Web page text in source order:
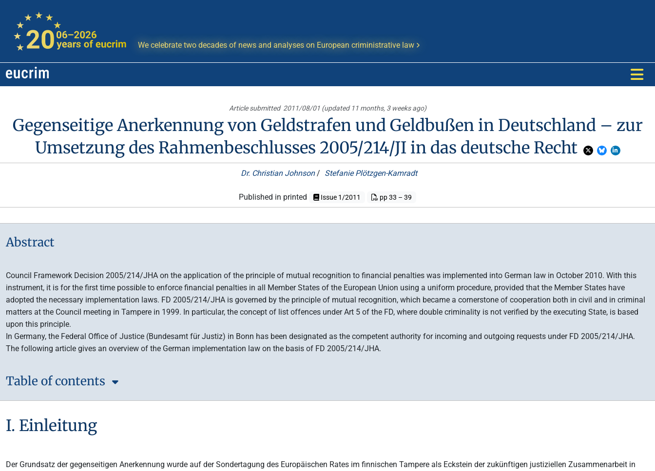
We celebrate two decades of news and analyses on European criministrative law
Article submitted 2011/08/01 (updated 11 months, 3 weeks ago)
Gegenseitige Anerkennung von Geldstrafen und Geldbußen in Deutschland – zur
Umsetzung des Rahmenbeschlusses 2005/214/JI in das deutsche Recht
Dr. Christian Johnson/ Stefanie Plötzgen-Kamradt
Published in printed Issue 1/2011 pp 33 – 39
Abstract
Council Framework Decision 2005/214/JHA on the application of the principle of mutual recognition to financial penalties was implemented into German law in October 2010. With this
instrument, it is for the first time possible to enforce financial penalties in all Member States of the European Union using a uniform procedure, provided that the Member States have
adopted the necessary implementation laws. FD 2005/214/JHA is governed by the principle of mutual recognition, which became a cornerstone of cooperation both in civil and in criminal
matters at the Council meeting in Tampere in 1999. In particular, the concept of list offences under Art 5 of the FD, where double criminality is not verified by the executing State, is based
upon this principle.
In Germany, the Federal Office of Justice (Bundesamt für Justiz) in Bonn has been designated as the competent authority for incoming and outgoing requests under FD 2005/214/JHA.
The following article gives an overview of the German implementation law on the basis of FD 2005/214/JHA.
Table of contents
I. Einleitung
Der Grundsatz der gegenseitigen Anerkennung wurde auf der Sondertagung des Europäischen Rates im finnischen Tampere als Eckstein der zukünftigen justiziellen Zusammenarbeit in